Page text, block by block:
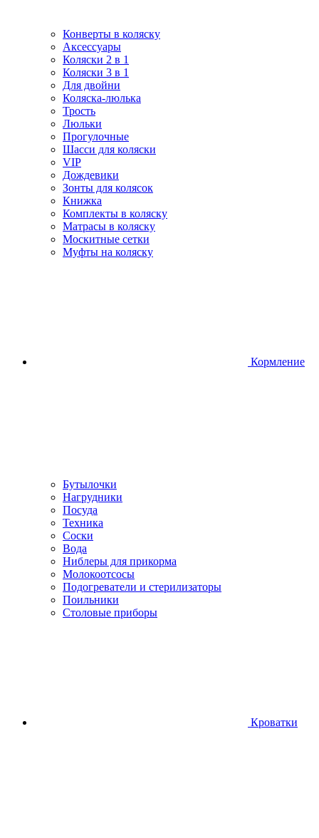
Конверты в коляску
Аксессуары
Коляски 2 в 1
Коляски 3 в 1
Для двойни
Коляска-люлька
Трость
Люльки
Прогулочные
Шасси для коляски
VIP
Дождевики
Зонты для колясок
Книжка
Комплекты в коляску
Матрасы в коляску
Москитные сетки
Муфты на коляску
Кормление
Бутылочки
Нагрудники
Посуда
Техника
Соски
Вода
Ниблеры для прикорма
Молокоотсосы
Подогреватели и стерилизаторы
Поильники
Столовые приборы
Кроватки